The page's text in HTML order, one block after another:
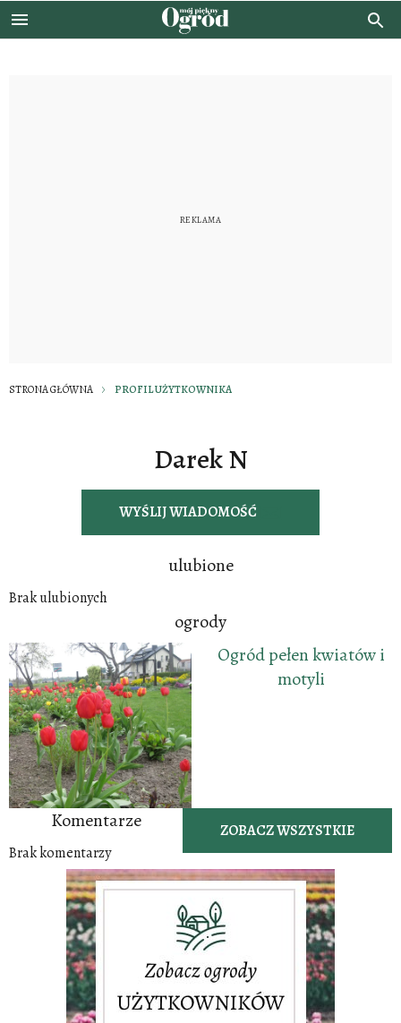
STRONA GŁÓWNA PROFIL UŻYTKOWNIKA
Darek N
WYŚLIJ WIADOMOŚĆ
ulubione
Brak ulubionych
ogrody
Ogród pełen kwiatów i
motyli
ZOBACZ WSZYSTKIE
Komentarze
Brak komentarzy